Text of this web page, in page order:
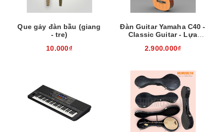
Que gảy đàn bầu (giang
- tre)
10.000₫
Đàn Guitar Yamaha C40 -
Classic Guitar - Lựa
bắt đầu
2.900.000₫